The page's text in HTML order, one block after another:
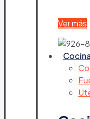
Ver más
Cocina